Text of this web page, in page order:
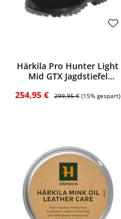
Härkila Pro Hunter Light
Mid GTX Jagdstiefel
Verkaufspreis:
254,95 € 299,95 € (15% gespart)